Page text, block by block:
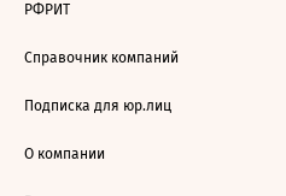
РФРИТ
Справочник компаний
Подписка для юр.лиц
О компании